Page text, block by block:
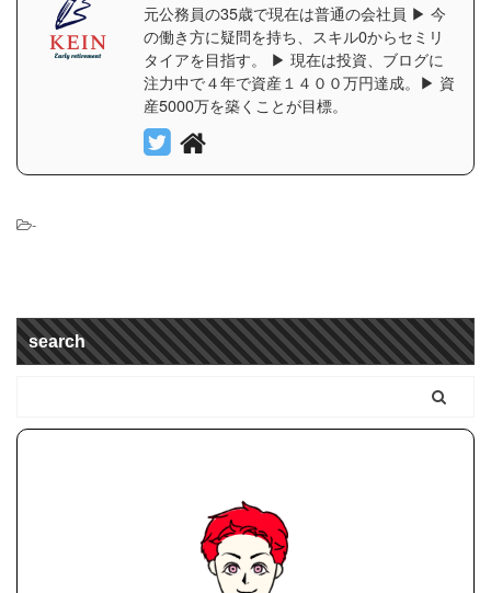
元公務員の35歳で現在は普通の会社員 ▶︎ 今
の働き方に疑問を持ち、スキル0からセミリ
タイアを目指す。 ▶︎ 現在は投資、ブログに
注力中で４年で資産１４００万円達成。▶︎ 資
産5000万を築くことが目標。
-
search